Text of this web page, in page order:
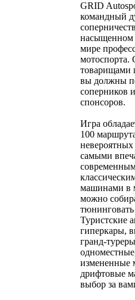
GRID
командный
насыщенном
мире
мотоспорта.
товарищами
вы должны
соперников
спонсоров.
Игра
100
самыми
машинами в
можно
Туристские
гиперкары,
гранд-
измененные
дрифтовые
выбор за